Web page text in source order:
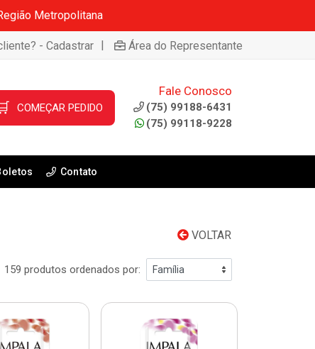
Metropolitana
- Cadastrar | Área do Representante
COMEÇAR PEDIDO
Fale Conosco
(75) 99188-6431
(75) 99118-9228
Contato
VOLTAR
159 produtos ordenados por: